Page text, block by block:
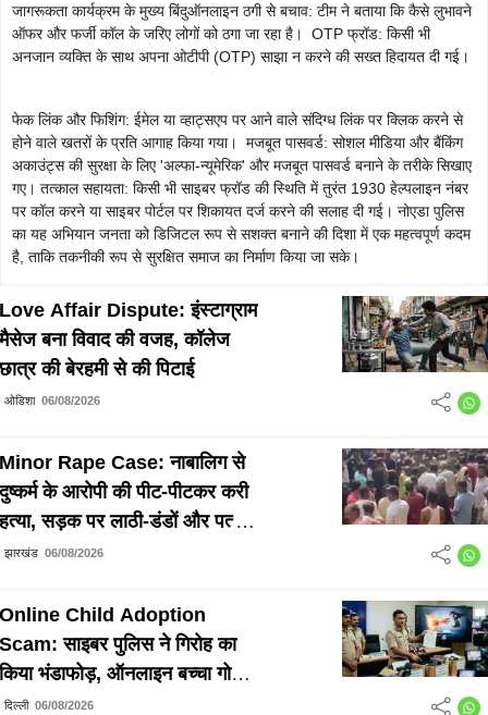
जागरूकता कार्यक्रम के मुख्य बिंदुऑनलाइन ठगी से बचाव: टीम ने बताया कि कैसे लुभावने
ऑफर और फर्जी कॉल के जरिए लोगों को ठगा जा रहा है। OTP फ्रॉड: किसी भी
अनजान व्यक्ति के साथ अपना ओटीपी (OTP) साझा न करने की सख्त हिदायत दी गई।
फेक लिंक और फिशिंग: ईमेल या व्हाट्सएप पर आने वाले संदिग्ध लिंक पर क्लिक करने से
होने वाले खतरों के प्रति आगाह किया गया। मजबूत पासवर्ड: सोशल मीडिया और बैंकिंग
अकाउंट्स की सुरक्षा के लिए 'अल्फा-न्यूमेरिक' और मजबूत पासवर्ड बनाने के तरीके सिखाए
गए। तत्काल सहायता: किसी भी साइबर फ्रॉड की स्थिति में तुरंत 1930 हेल्पलाइन नंबर
पर कॉल करने या साइबर पोर्टल पर शिकायत दर्ज करने की सलाह दी गई। नोएडा पुलिस
का यह अभियान जनता को डिजिटल रूप से सशक्त बनाने की दिशा में एक महत्वपूर्ण कदम
है, ताकि तकनीकी रूप से सुरक्षित समाज का निर्माण किया जा सके।
Love Affair Dispute: इंस्टाग्राम
मैसेज बना विवाद की वजह, कॉलेज
छात्र की बेरहमी से की पिटाई
ओडिशा 06/08/2026
Minor Rape Case: नाबालिग से
दुष्कर्म के आरोपी की पीट-पीटकर करी
हत्या, सड़क पर लाठी-डंडों और पत्थरों
से किया हमला
झारखंड 06/08/2026
Online Child Adoption
Scam: साइबर पुलिस ने गिरोह का
किया भंडाफोड़, ऑनलाइन बच्चा गोद
दिलाने के नाम पर लाखों की ठगी
दिल्ली 06/08/2026